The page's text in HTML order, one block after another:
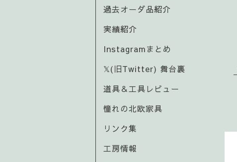
過去オーダ品紹介
実績紹介
Instagramまとめ
𝕏(旧Twitter) 舞台裏
道具＆工具レビュー
憧れの北欧家具
リンク集
工房情報